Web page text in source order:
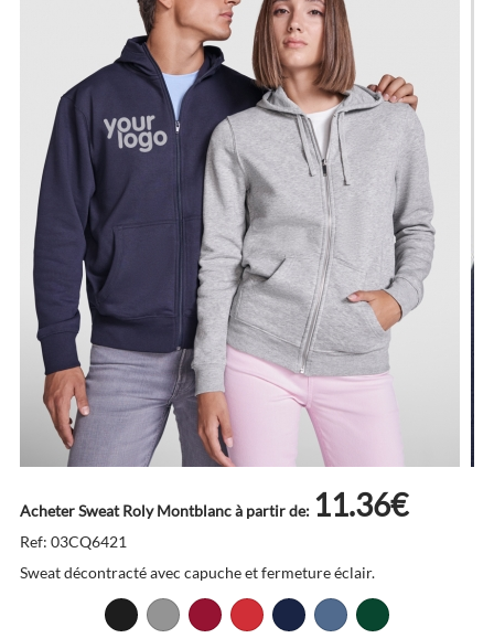
Acheter Sweat Roly Montblanc à partir de: 11.36€
Ref: 03CQ6421
Sweat décontracté avec capuche et fermeture éclair.